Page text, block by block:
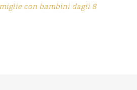
con bambini dagli 8